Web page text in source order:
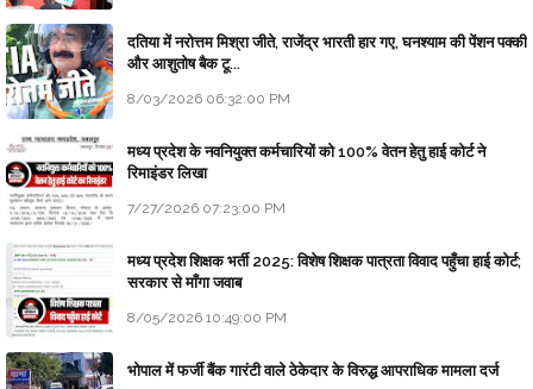
दतिया में नरोत्तम मिश्रा जीते, राजेंद्र भारती हार गए, घनश्याम की पेंशन पक्की
और आशुतोष बैक टू...
8/03/2026 06:32:00 PM
मध्य प्रदेश के नवनियुक्त कर्मचारियों को 100% वेतन हेतु हाई कोर्ट ने
रिमाइंडर लिखा
7/27/2026 07:23:00 PM
मध्य प्रदेश शिक्षक भर्ती 2025: विशेष शिक्षक पात्रता विवाद पहुँचा हाई कोर्ट;
सरकार से माँगा जवाब
8/05/2026 10:49:00 PM
भोपाल में फर्जी बैंक गारंटी वाले ठेकेदार के विरुद्ध आपराधिक मामला दर्ज